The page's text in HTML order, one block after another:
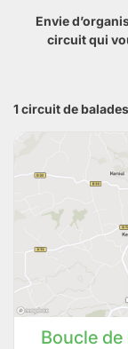
Envie
circuit qui
1 circuit de
Boucle de